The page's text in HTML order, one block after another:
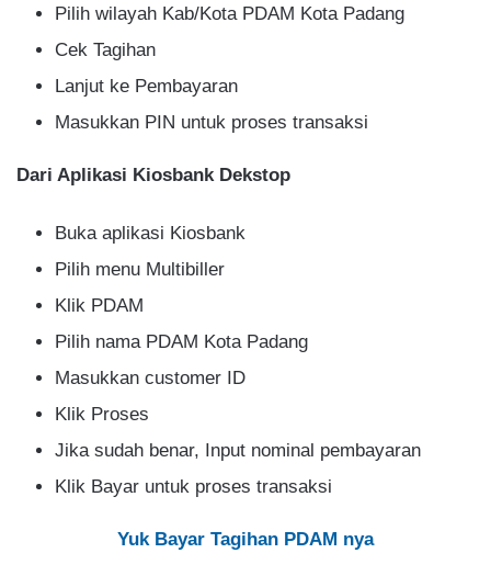
Pilih wilayah Kab/Kota PDAM Kota Padang
Cek Tagihan
Lanjut ke Pembayaran
Masukkan PIN untuk proses transaksi
Dari Aplikasi Kiosbank Dekstop
Buka aplikasi Kiosbank
Pilih menu Multibiller
Klik PDAM
Pilih nama PDAM Kota Padang
Masukkan customer ID
Klik Proses
Jika sudah benar, Input nominal pembayaran
Klik Bayar untuk proses transaksi
Yuk Bayar Tagihan PDAM nya